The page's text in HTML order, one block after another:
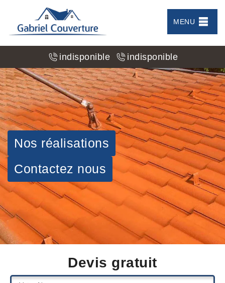
MENU
indisponible indisponible
Nos réalisations
Contactez nous
Devis gratuit